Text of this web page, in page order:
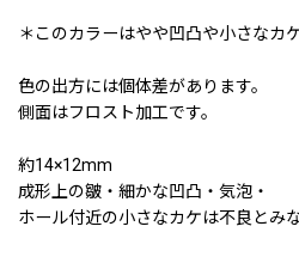
＊このカラーはやや凹凸や小さなカ
色の出方には個体差があります。
側面はフロスト加工です。
約14×12mm
成形上の皺・細かな凹凸・気泡・
ホール付近の小さなカケは不良とみ